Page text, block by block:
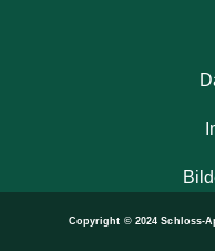
Copyright © 2024 Schloss-